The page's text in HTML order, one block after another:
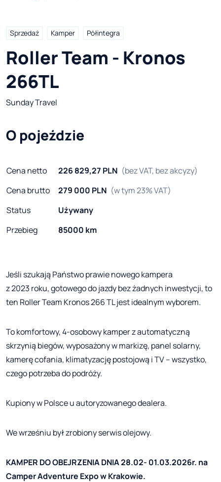
Sprzedaż Kamper Półintegra
Roller Team - Kronos
266TL
Sunday Travel
O pojeździe
Cena netto 226 829,27 PLN (bez VAT, bez akcyzy)
Cena brutto
279 000 PLN (w tym 23% VAT)
Status
Używany
Przebieg
85000 km
Jeśli szukają Państwo prawie nowego kampera
z 2023 roku, gotowego do jazdy bez żadnych inwestycji, to
ten Roller Team Kronos 266 TL jest idealnym wyborem.
To komfortowy, 4-osobowy kamper z automatyczną
skrzynią biegów, wyposażony w markizę, panel solarny,
kamerę cofania, klimatyzację postojową i TV – wszystko,
czego potrzeba do podróży.
Kupiony w Polsce u autoryzowanego dealera.
We wrześniu był zrobiony serwis olejowy.
KAMPER DO OBEJRZENIA DNIA 28.02- 01.03.2026r. na
Camper Adventure Expo w Krakowie.